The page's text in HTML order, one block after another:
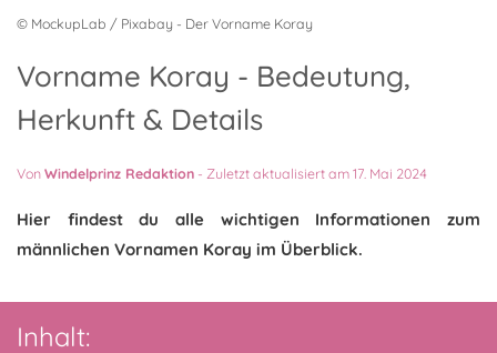
© MockupLab / Pixabay - Der Vorname Koray
Vorname Koray - Bedeutung,
Herkunft & Details
VonWindelprinz Redaktion - Zuletzt aktualisiert am 17. Mai 2024
Hier findest du alle wichtigen Informationen zum
männlichen Vornamen Koray im Überblick.
Inhalt: